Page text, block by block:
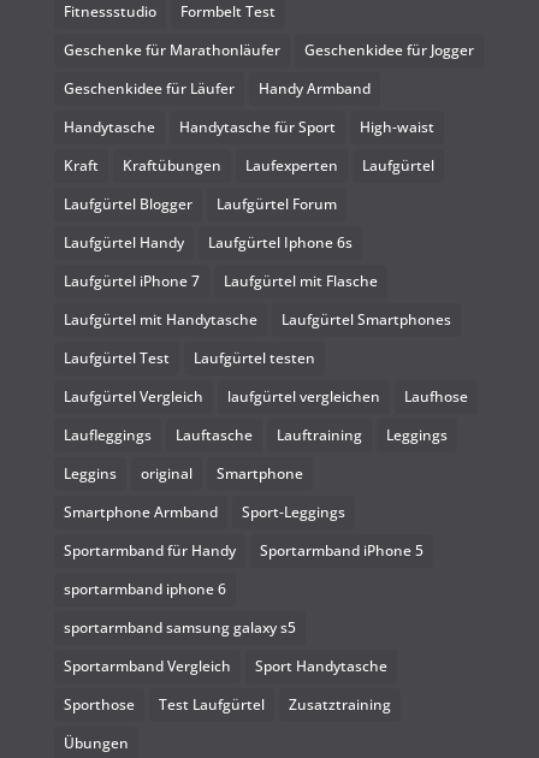
Fitnessstudio
Formbelt Test
Geschenke für Marathonläufer
Geschenkidee für Jogger
Geschenkidee für Läufer
Handy Armband
Handytasche
Handytasche für Sport
High-waist
Kraft
Kraftübungen Laufexperten
Laufgürtel
Laufgürtel Blogger
Laufgürtel Forum
Laufgürtel Handy
Laufgürtel Iphone 6s
Laufgürtel iPhone 7
Laufgürtel mit Flasche
Laufgürtel mit Handytasche
Laufgürtel Smartphones
Laufgürtel Test
Laufgürtel testen
Laufgürtel Vergleich
laufgürtel vergleichen
Laufhose
Laufleggings
Lauftasche Lauftraining
Leggings
Leggins
original
Smartphone
Smartphone Armband
Sport-Leggings
Sportarmband für Handy
Sportarmband iPhone 5
sportarmband iphone 6
sportarmband samsung galaxy s5
Sportarmband Vergleich
Sport Handytasche
Sporthose
Test Laufgürtel
Zusatztraining
Übungen